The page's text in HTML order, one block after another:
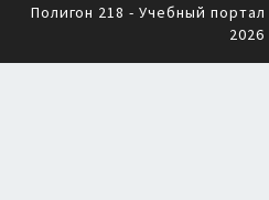
Полигон 218 - Учебный портал
2026